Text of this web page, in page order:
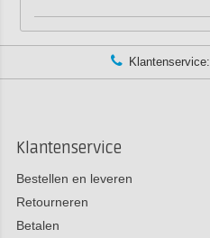
Klantenservice:
Klantenservice
Bestellen en leveren
Retourneren
Betalen